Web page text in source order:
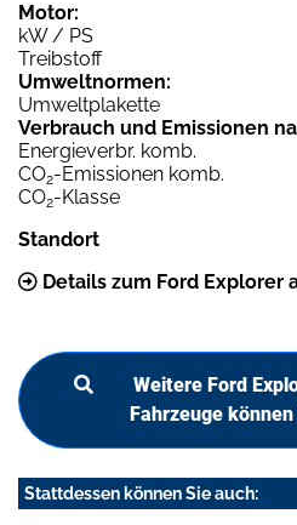
Motor:
kW / PS
Treibstoff
Umweltnormen:
Umweltplakette
Verbrauch und Emissionen
Energieverbr. komb.
CO2-Emissionen komb.
CO2-Klasse
Standort
Details zum Ford Explorer
Weitere Ford
Fahrzeuge
Stattdessen können Sie auch: